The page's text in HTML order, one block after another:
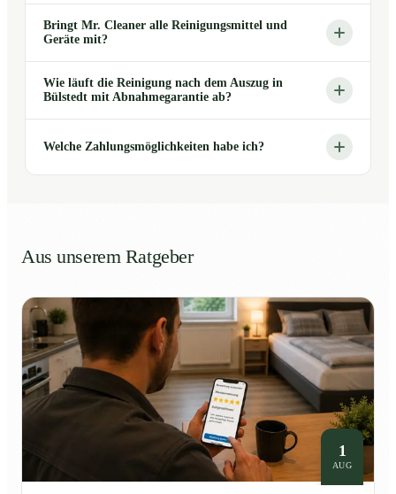
Bringt Mr. Cleaner alle Reinigungsmittel und
Geräte mit?
Wie läuft die Reinigung nach dem Auszug in
Bülstedt mit Abnahmegarantie ab?
Welche Zahlungsmöglichkeiten habe ich?
Aus unserem Ratgeber
1
AUG